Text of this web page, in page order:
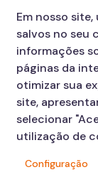
© COPYRIGHT 2026,
Em nosso
salvos no seu
informações
páginas da
otimizar sua
site,
selecionar
utilização de
Configuração